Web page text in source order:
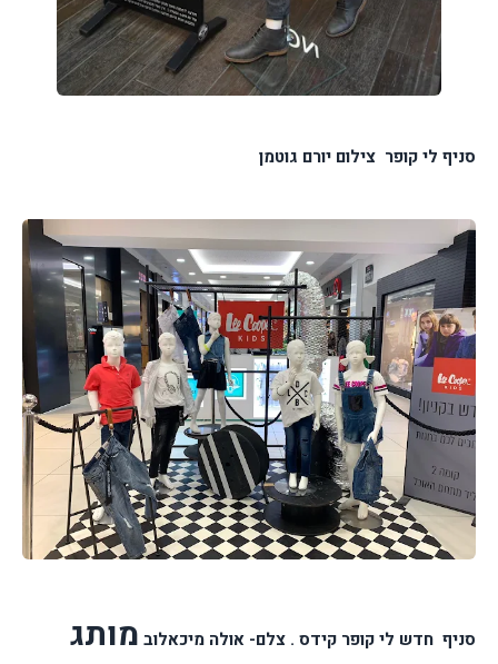
סניף לי קופר צילום יורם גוטמן
סניף חדש לי קופר קידס . צלם- אולה מיכאלוב מותג